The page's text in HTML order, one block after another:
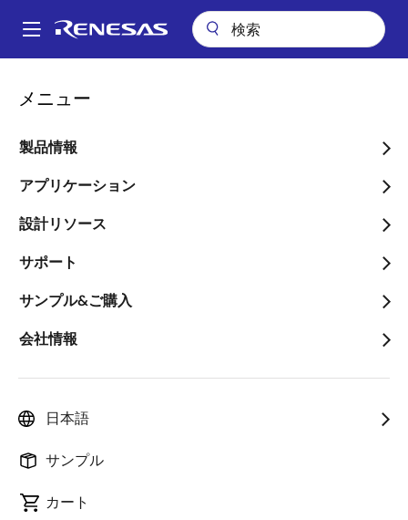
ン
Main
メニュー
製品情報
アプリケーション
設計リソース
サポート
サンプル&ご購入
会社情報
日本語
サンプル
カート
パ
ン
く
ず
ポータブルWi-Fi 制御RGBW照明
ポータブルWi-Fi 制御
RGBW照明
ページセクションへ移動：
概要
要